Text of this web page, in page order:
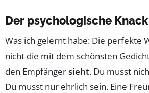
Der psychologische
Was ich gelernt habe: Die perfekte
nicht die mit dem schönsten
den Empfängersieht. Du musst
Du musst nur ehrlich sein. Eine